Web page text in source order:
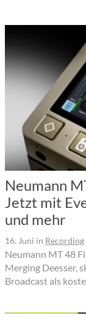
Neumann
Jetzt mit
und mehr
16. Juni in Recording
Neumann MT 48
Merging Deesser,
Broadcast als